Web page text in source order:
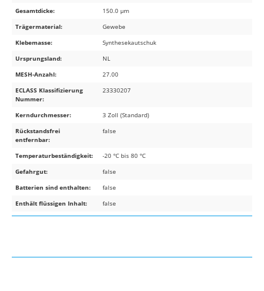
Gesamtdicke:
150.0 µm
Trägermaterial:
Gewebe
Klebemasse:
Synthesekautschuk
Ursprungsland:
NL
MESH-Anzahl:
27.00
ECLASS Klassifizierung
Nummer:
23330207
Kerndurchmesser:
3 Zoll (Standard)
Rückstandsfrei
entfernbar:
false
Temperaturbeständigkeit:
-20 °C bis 80 °C
Gefahrgut:
false
Batterien sind enthalten:
false
Enthält flüssigen Inhalt:
false